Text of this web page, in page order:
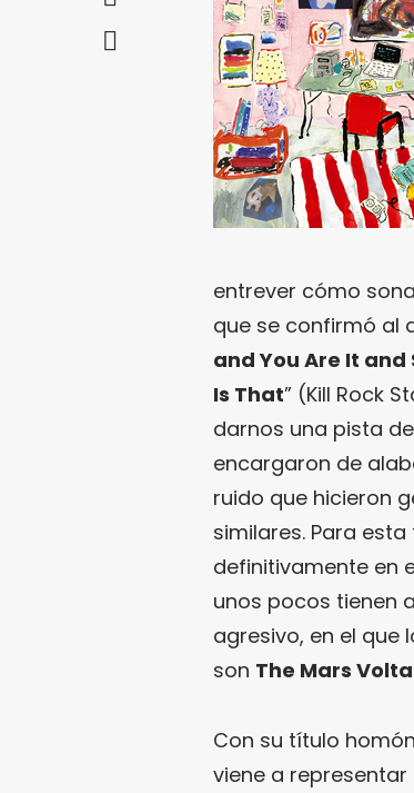
entrever cómo
que se confirmó al
and You Are It and
Is That” (Kill Rock
darnos una pista
encargaron de
ruido que hicieron
similares. Para
definitivamente en
unos pocos tienen
agresivo, en el
son The Mars Volta
Con su título
viene a